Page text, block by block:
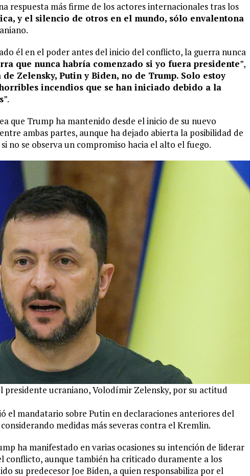
respuesta más firme de los actores internacionales tras los
y el silencio de otros en el mundo, sólo envalentona
él en el poder antes del inicio del conflicto, la guerra nunca
que nunca habría comenzado si yo fuera presidente”,
Zelensky, Putin y Biden, no de Trump. Solo estoy
incendios que se han iniciado debido a la
”.
que Trump ha mantenido desde el inicio de su nuevo
ambas partes, aunque ha dejado abierta la posibilidad de
si no se observa un compromiso hacia el alto el fuego.
ucraniano, Volodímir Zelensky, por su actitud
el mandatario sobre Putin en declaraciones anteriores del
medidas más severas contra el Kremlin.
ha manifestado en varias ocasiones su intención de liderar
aunque también ha criticado duramente a los
su predecesor Joe Biden, a quien responsabiliza por el